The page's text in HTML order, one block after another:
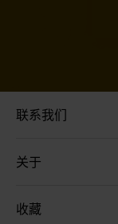
联系我们
关于
收藏